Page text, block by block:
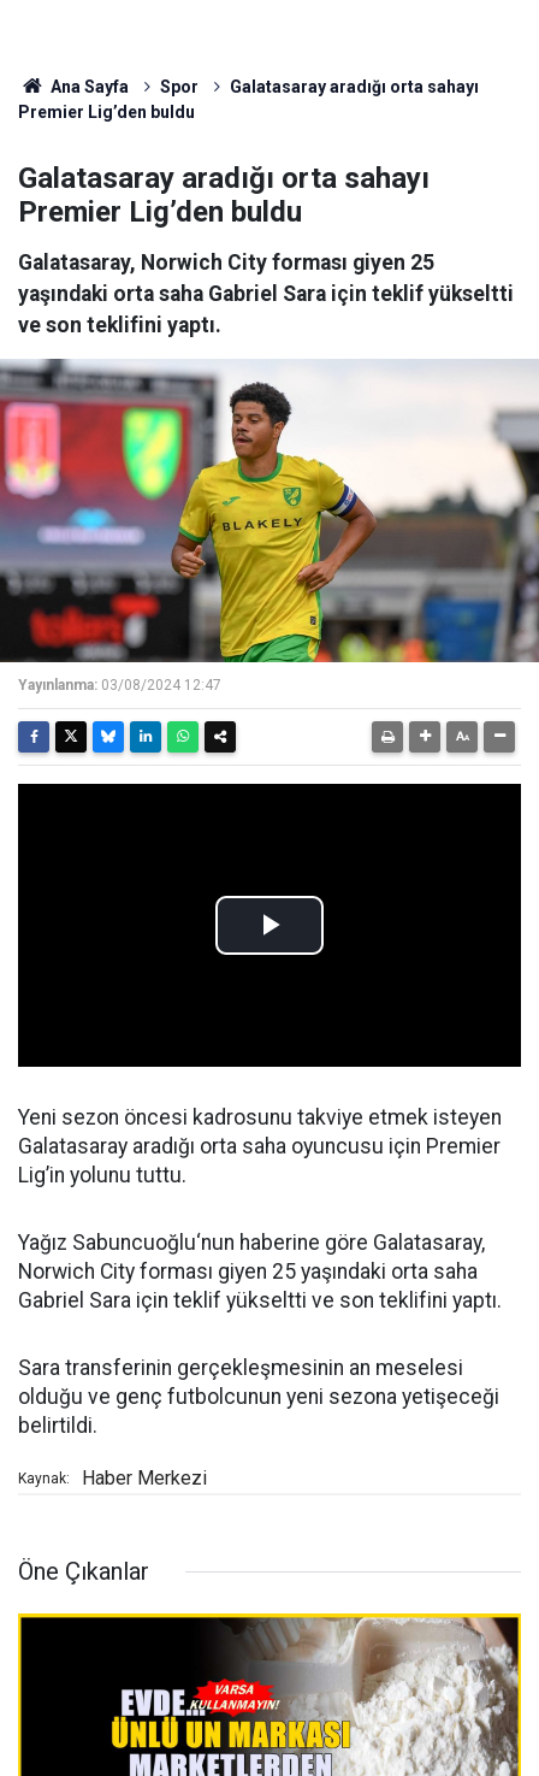
Ana Sayfa Spor
Galatasaray aradığı orta sahayı
Premier Lig’den buldu
Galatasaray aradığı orta sahayı
Premier Lig’den buldu
Galatasaray, Norwich City forması giyen 25
yaşındaki orta saha Gabriel Sara için teklif yükseltti
ve son teklifini yaptı.
Yayınlanma: 03/08/2024 12:47
Yeni sezon öncesi kadrosunu takviye etmek isteyen
Galatasaray aradığı orta saha oyuncusu için Premier
Lig’in yolunu tuttu.
Yağız Sabuncuoğlu‘nun haberine göre Galatasaray,
Norwich City forması giyen 25 yaşındaki orta saha
Gabriel Sara için teklif yükseltti ve son teklifini yaptı.
Sara transferinin gerçekleşmesinin an meselesi
olduğu ve genç futbolcunun yeni sezona yetişeceği
belirtildi.
Kaynak: Haber Merkezi
Öne Çıkanlar